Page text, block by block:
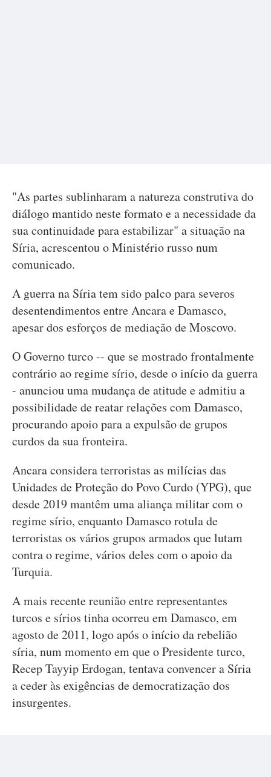
"As partes sublinharam a natureza construtiva do
diálogo mantido neste formato e a necessidade da
sua continuidade para estabilizar" a situação na
Síria, acrescentou o Ministério russo num
comunicado.
A guerra na Síria tem sido palco para severos
desentendimentos entre Ancara e Damasco,
apesar dos esforços de mediação de Moscovo.
O Governo turco -- que se mostrado frontalmente
contrário ao regime sírio, desde o início da guerra
- anunciou uma mudança de atitude e admitiu a
possibilidade de reatar relações com Damasco,
procurando apoio para a expulsão de grupos
curdos da sua fronteira.
Ancara considera terroristas as milícias das
Unidades de Proteção do Povo Curdo (YPG), que
desde 2019 mantêm uma aliança militar com o
regime sírio, enquanto Damasco rotula de
terroristas os vários grupos armados que lutam
contra o regime, vários deles com o apoio da
Turquia.
A mais recente reunião entre representantes
turcos e sírios tinha ocorreu em Damasco, em
agosto de 2011, logo após o início da rebelião
síria, num momento em que o Presidente turco,
Recep Tayyip Erdogan, tentava convencer a Síria
a ceder às exigências de democratização dos
insurgentes.